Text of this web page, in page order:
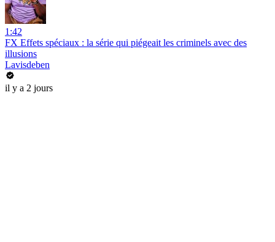
1:42
FX Effets spéciaux : la série qui piégeait les criminels avec des
illusions
Lavisdeben
il y a 2 jours